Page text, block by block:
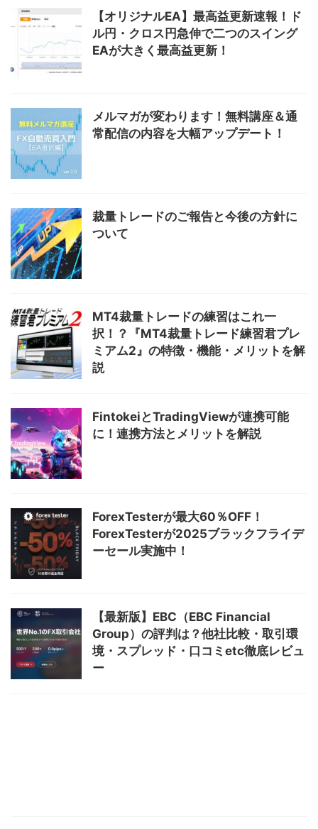
【オリジナルEA】最高益更新速報！ド
ル円・クロス円急伸で二つのスイング
EAが大きく最高益更新！
メルマガが変わります！無料講座＆通
常配信の内容を大幅アップデート！
裁量トレードのご報告と今後の方針に
ついて
MT4裁量トレードの練習はこれ一
択！？『MT4裁量トレード練習君プレ
ミアム2』の特徴・機能・メリットを解
説
FintokeiとTradingViewが連携可能
に！連携方法とメリットを解説
ForexTesterが最大60％OFF！
ForexTesterが2025ブラックフライデ
ーセール実施中！
【最新版】EBC（EBC Financial
Group）の評判は？他社比較・取引環
境・スプレッド・口コミetc徹底レビュ
ー